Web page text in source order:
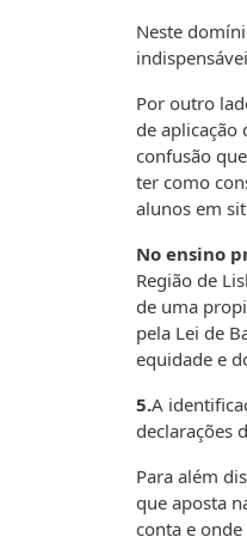
Neste
Por outro
de aplicação
confusão
ter como
alunos em
No ensino
Região de
de uma
pela Lei de
equidade e
5.A
declarações
Para além
que aposta
conta e